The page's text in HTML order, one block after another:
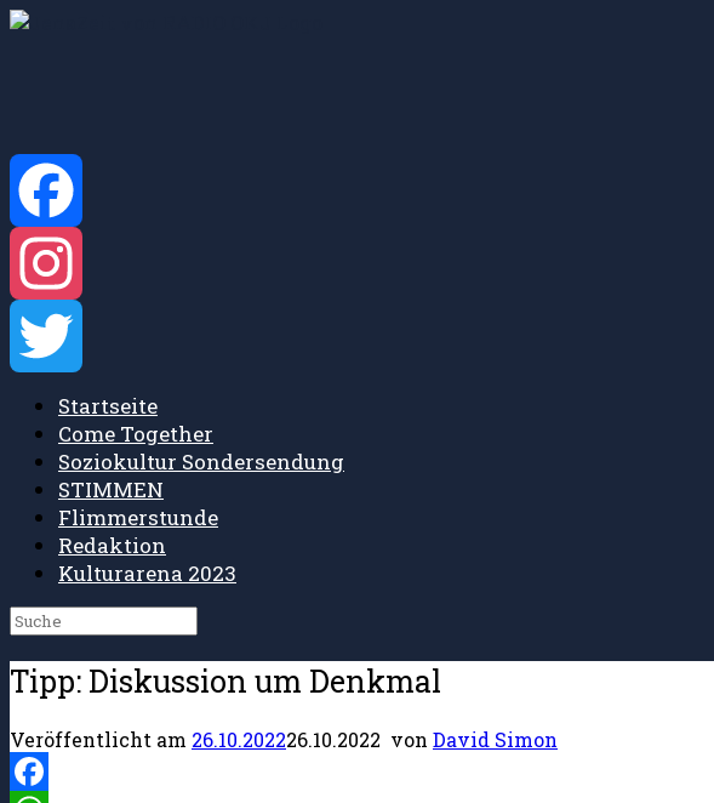
Zum
Facebook
Instagram
TwitterStartseite
Come Together
Soziokultur Sondersendung
STIMMEN
Flimmerstunde
Redaktion
Kulturarena 2023
Suche
nach:
Tipp: Diskussion um Denkmal
Veröffentlicht am 26.10.202226.10.2022 von David Simon